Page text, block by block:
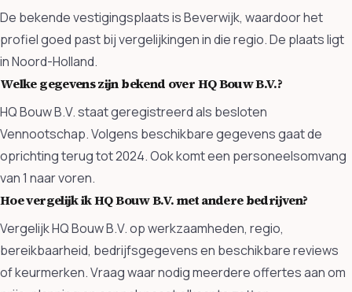
De bekende vestigingsplaats is Beverwijk, waardoor het
profiel goed past bij vergelijkingen in die regio. De plaats ligt
in Noord-Holland.
Welke gegevens zijn bekend over HQ Bouw B.V.?
HQ Bouw B.V. staat geregistreerd als besloten
Vennootschap. Volgens beschikbare gegevens gaat de
oprichting terug tot 2024. Ook komt een personeelsomvang
van 1 naar voren.
Hoe vergelijk ik HQ Bouw B.V. met andere bedrijven?
Vergelijk HQ Bouw B.V. op werkzaamheden, regio,
bereikbaarheid, bedrijfsgegevens en beschikbare reviews
of keurmerken. Vraag waar nodig meerdere offertes aan om